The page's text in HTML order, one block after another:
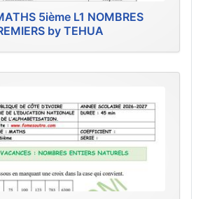
5ième L1 NOMBRES
by TEHUA